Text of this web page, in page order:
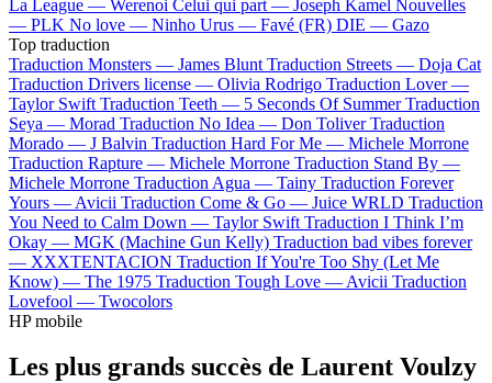
La League — Werenoi Celui qui part — Joseph Kamel Nouvelles
— PLK No love — Ninho Urus — Favé (FR) DIE — Gazo
Top traduction
Traduction Monsters — James Blunt Traduction Streets — Doja Cat
Traduction Drivers license — Olivia Rodrigo Traduction Lover —
Taylor Swift Traduction Teeth — 5 Seconds Of Summer Traduction
Seya — Morad Traduction No Idea — Don Toliver Traduction
Morado — J Balvin Traduction Hard For Me — Michele Morrone
Traduction Rapture — Michele Morrone Traduction Stand By —
Michele Morrone Traduction Agua — Tainy Traduction Forever
Yours — Avicii Traduction Come & Go — Juice WRLD Traduction
You Need to Calm Down — Taylor Swift Traduction I Think I’m
Okay — MGK (Machine Gun Kelly) Traduction bad vibes forever
— XXXTENTACION Traduction If You're Too Shy (Let Me
Know) — The 1975 Traduction Tough Love — Avicii Traduction
Lovefool — Twocolors
HP mobile
Les plus grands succès de Laurent Voulzy